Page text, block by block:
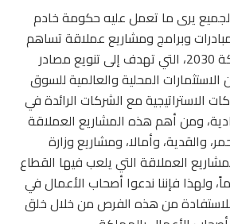
يرى ما تعمل عليه حكومة خادم
وبرامج ومشاريع عملاقة تساهم
في تحقيق رؤية المملكة 2030، التي تهدف إلى تنويع مصادر
المحلية والعالمية للسوق
الاستراتيجية مع الشركات الرائدة في
ومن أهم هذه المشاريع العملاقة
والقدية، وأمالا، ومشاريع وزارة
العملاقة التي يلعب فيها القطاع
ولهذا فإننا ندعوا أصحاب الأعمال في
من هذه الفرص من خلال خلق